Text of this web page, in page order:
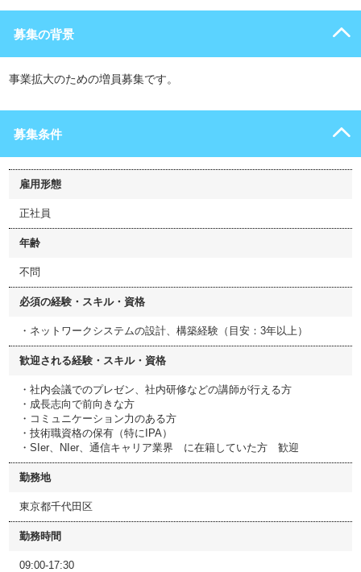
募集の背景
事業拡大のための増員募集です。
募集条件
雇用形態
正社員
年齢
不問
必須の経験・スキル・資格
・ネットワークシステムの設計、構築経験（目安：3年以上）
歓迎される経験・スキル・資格
・社内会議でのプレゼン、社内研修などの講師が行える方
・成長志向で前向きな方
・コミュニケーション力のある方
・技術職資格の保有（特にIPA）
・SIer、NIer、通信キャリア業界 に在籍していた方 歓迎
勤務地
東京都千代田区
勤務時間
09:00-17:30